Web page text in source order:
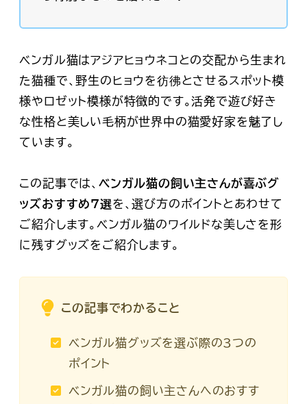
ベンガル猫はアジアヒョウネコとの交配から生まれ
た猫種で、野生のヒョウを彷彿とさせるスポット模
様やロゼット模様が特徴的です。活発で遊び好き
な性格と美しい毛柄が世界中の猫愛好家を魅了し
ています。
この記事では、 ベンガル猫の飼い主さんが喜ぶグ
ッズおすすめ7選を、選び方のポイントとあわせて
ご紹介します。ベンガル猫のワイルドな美しさを形
に残すグッズをご紹介します。
この記事でわかること
ベンガル猫グッズを選ぶ際の3つの
ポイント
ベンガル猫の飼い主さんへのおすす